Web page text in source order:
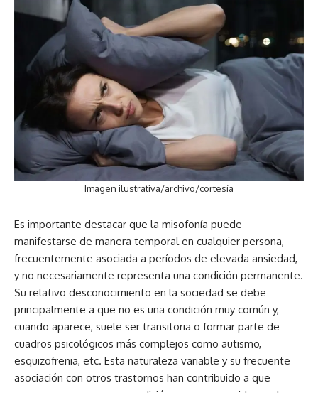
Imagen ilustrativa/archivo/cortesía
Es importante destacar que la misofonía puede
manifestarse de manera temporal en cualquier persona,
frecuentemente asociada a períodos de elevada ansiedad,
y no necesariamente representa una condición permanente.
Su relativo desconocimiento en la sociedad se debe
principalmente a que no es una condición muy común y,
cuando aparece, suele ser transitoria o formar parte de
cuadros psicológicos más complejos como autismo,
esquizofrenia, etc. Esta naturaleza variable y su frecuente
asociación con otros trastornos han contribuido a que